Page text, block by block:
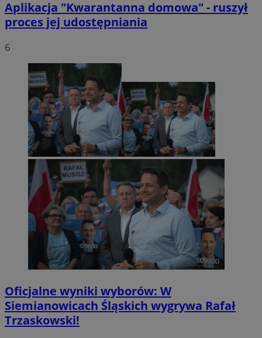
Aplikacja "Kwarantanna domowa" - ruszył
proces jej udostępniania
6
Oficjalne wyniki wyborów: W
Siemianowicach Śląskich wygrywa Rafał
Trzaskowski!